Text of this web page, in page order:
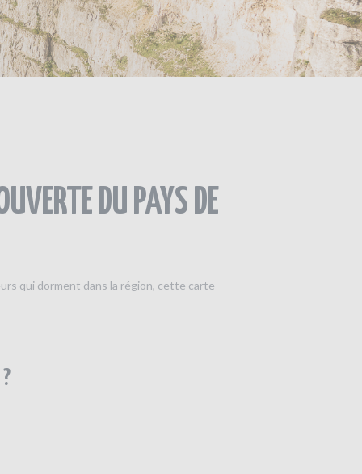
DU PAYS DE
qui dorment dans la région, cette carte